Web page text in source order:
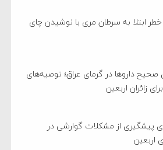
ابتلا به سرطان مری با نوشیدن چای
صحیح داروها در گرمای عراق؛ توصیه‌های
زائران اربعین
پیشگیری از مشکلات گوارشی در
اربعین